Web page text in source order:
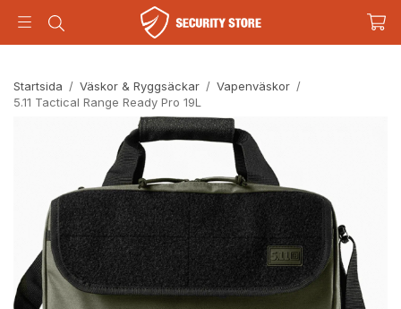
Startsida / Väskor & Ryggsäckar / Vapenväskor /
5.11 Tactical Range Ready Pro 19L